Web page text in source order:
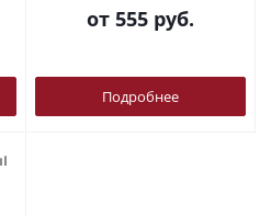
от 555 руб.
Подробнее